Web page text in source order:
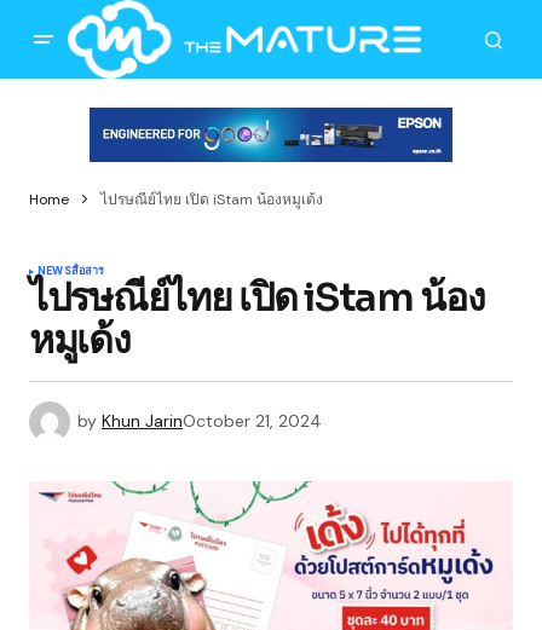
Home ไปรษณีย์ไทย เปิด iStam น้องหมูเด้ง
NEWSสื่อสาร
ไปรษณีย์ไทย เปิด iStam น้อง
หมูเด้ง
by Khun JarinOctober 21, 2024